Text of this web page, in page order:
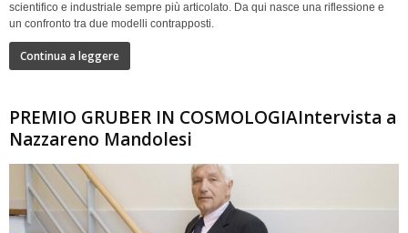
scientifico e industriale sempre più articolato. Da qui nasce una riflessione e
un confronto tra due modelli contrapposti.
Continua a leggere
PREMIO GRUBER IN COSMOLOGIAIntervista a
Nazzareno Mandolesi